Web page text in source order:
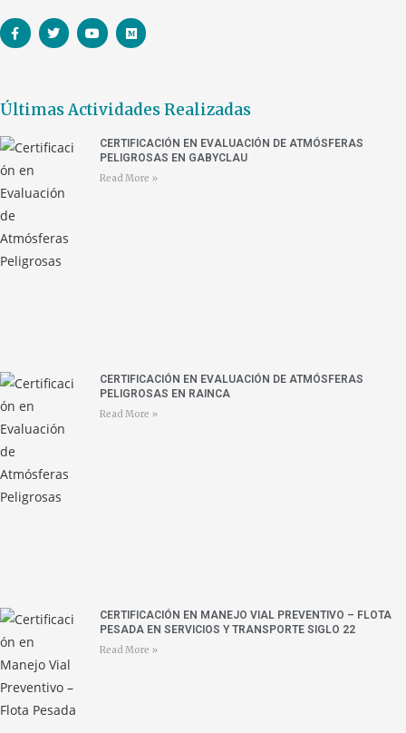
Últimas Actividades Realizadas
CERTIFICACIÓN EN EVALUACIÓN DE ATMÓSFERAS
PELIGROSAS EN GABYCLAU
Read More »
CERTIFICACIÓN EN EVALUACIÓN DE ATMÓSFERAS
PELIGROSAS EN RAINCA
Read More »
CERTIFICACIÓN EN MANEJO VIAL PREVENTIVO – FLOTA
PESADA EN SERVICIOS Y TRANSPORTE SIGLO 22
Read More »